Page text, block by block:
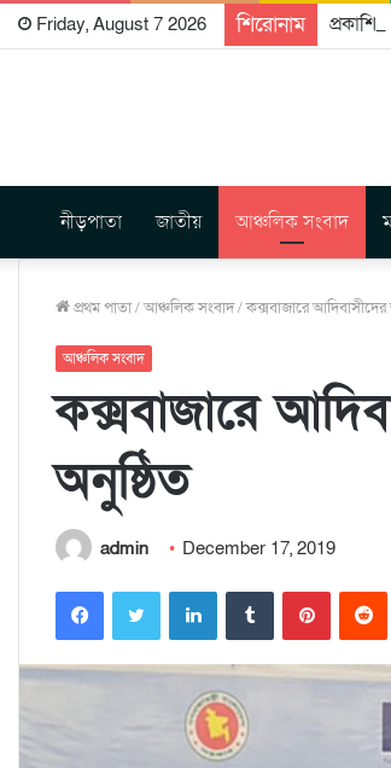
Friday, August 7 2026 শিরোনাম
নীড়পাতা জাতীয় আঞ্চলিক সংবাদ
প্রথম পাতা/আঞ্চলিক সংবাদ/কক্সবাজারে
আঞ্চলিক সংবাদ
কক্সবাজারে
অনুষ্ঠিত
admin December 17, 2019